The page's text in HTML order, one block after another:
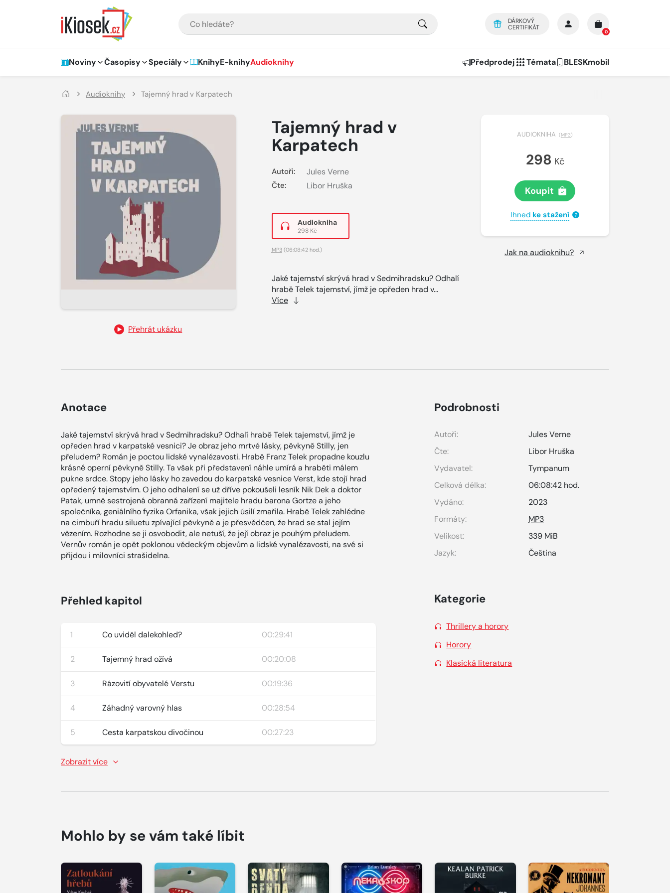
DÁRKOVÝ
CERTIFIKÁT
0
Hlavní navigace
Noviny Časopisy Speciály KnihyE-knihyAudioknihy Předprodej Témata BLESKmobil
Audioknihy Tajemný hrad v Karpatech
Přehrát ukázku
Tajemný hrad v
Karpatech
Autoři: Jules Verne
Čte: Libor Hruška
Audiokniha
298 Kč
MP3(06:08:42 hod.)
Jaké tajemství skrývá hrad v Sedmihradsku? Odhalí
hrabě Telek tajemství, jímž je opředen hrad v...
Více
AUDIOKNIHA (MP3)
298 Kč
Koupit
Ihned ke stažení ?
Jak na audioknihu?
Anotace
Jaké tajemství skrývá hrad v Sedmihradsku? Odhalí hrabě Telek tajemství, jímž je
opředen hrad v karpatské vesnici? Je obraz jeho mrtvé lásky, pěvkyně Stilly, jen
přeludem? Román je poctou lidské vynalézavosti. Hrabě Franz Telek propadne kouzlu
krásné operní pěvkyně Stilly. Ta však při představení náhle umírá a hraběti málem
pukne srdce. Stopy jeho lásky ho zavedou do karpatské vesnice Verst, kde stojí hrad
opředený tajemstvím. O jeho odhalení se už dříve pokoušeli lesník Nik Dek a doktor
Patak, umně sestrojená obranná zařízení majitele hradu barona Gortze a jeho
společníka, geniálního fyzika Orfanika, však jejich úsilí zmařila. Hrabě Telek zahlédne
na cimbuří hradu siluetu zpívající pěvkyně a je přesvědčen, že hrad se stal jejím
vězením. Rozhodne se ji osvobodit, ale netuší, že její obraz je pouhým přeludem.
Vernův román je opět poklonou vědeckým objevům a lidské vynalézavosti, na své si
přijdou i milovníci strašidelna.
Přehled kapitol
1 Co uviděl dalekohled? 00:29:41
2 Tajemný hrad ožívá 00:20:08
3 Rázovití obyvatelé Verstu 00:19:36
4 Záhadný varovný hlas 00:28:54
5 Cesta karpatskou divočinou 00:27:23
Zobrazit více
Podrobnosti
Autoři:
Jules Verne
Čte:
Libor Hruška
Vydavatel:
Tympanum
Celková délka:
06:08:42 hod.
Vydáno:
2023
Formáty:
MP3
Velikost:
339 MiB
Jazyk:
Čeština
Kategorie
Thrillery a horory
Horory
Klasická literatura
Mohlo by se vám také líbit
Přehrát
ukázku
Přehrát
ukázku
Přehrát
ukázku
Přehrát
ukázku